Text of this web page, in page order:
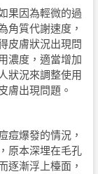
果因為輕微的過
角質代謝速度，
皮膚狀況出現問
濃度，適當增加
狀況來調整使用
膚出現問題。
痘爆發的情況，
原本深埋在毛孔
逐漸浮上檯面，